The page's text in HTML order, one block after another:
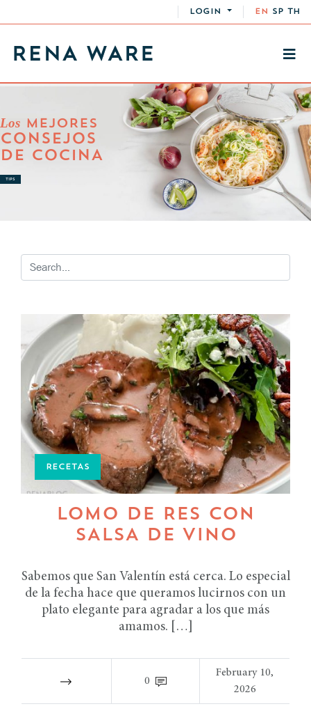
LOGIN EN SP TH
Los MEJORES
CONSEJOS
DE COCINA
TIPS
RECETAS
LOMO DE RES CON
SALSA DE VINO
Sabemos que San Valentín está cerca. Lo especial
de la fecha hace que queramos lucirnos con un
plato elegante para agradar a los que más
amamos. […]
0
February 10,
2026